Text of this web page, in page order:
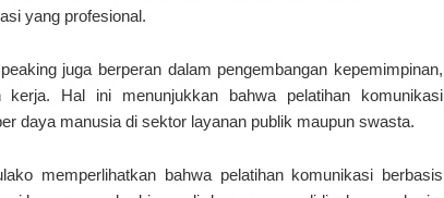
yang profesional.
juga berperan dalam pengembangan kepemimpinan,
Hal ini menunjukkan bahwa pelatihan komunikasi
daya manusia di sektor layanan publik maupun swasta.
memperlihatkan bahwa pelatihan komunikasi berbasis